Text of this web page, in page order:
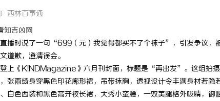
西林百事通
知吉凶网
播时说了一句“699（元）我觉得都买不了个袜子”，引发争议，被
道歉，澄清误会。
上《K!NDMagazine》六月刊封面，标题是“再出发”。这组拍摄
张雨绮身穿黑色印花廓形裙，吊带抹胸，透视设计令丰满身材若隐
白色西装和黑色高开衩长裙，大秀小蛮腰，一双美腿格外吸睛，御